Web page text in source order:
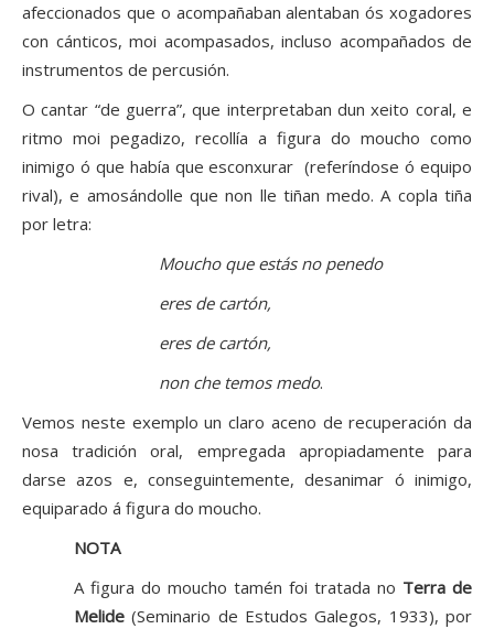
afeccionados que o acompañaban alentaban ós xogadores
con cánticos, moi acompasados, incluso acompañados de
instrumentos de percusión.
O cantar “de guerra”, que interpretaban dun xeito coral, e
ritmo moi pegadizo, recollía a figura do moucho como
inimigo ó que había que esconxurar (referíndose ó equipo
rival), e amosándolle que non lle tiñan medo. A copla tiña
por letra:
Moucho que estás no penedo
eres de cartón,
eres de cartón,
non che temos medo.
Vemos neste exemplo un claro aceno de recuperación da
nosa tradición oral, empregada apropiadamente para
darse azos e, conseguintemente, desanimar ó inimigo,
equiparado á figura do moucho.
NOTA
A figura do moucho tamén foi tratada no Terra de
Melide (Seminario de Estudos Galegos, 1933), por